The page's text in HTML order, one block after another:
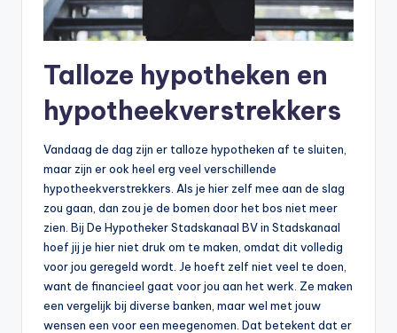
Talloze hypotheken en
hypotheekverstrekkers
Vandaag de dag zijn er talloze hypotheken af te sluiten,
maar zijn er ook heel erg veel verschillende
hypotheekverstrekkers. Als je hier zelf mee aan de slag
zou gaan, dan zou je de bomen door het bos niet meer
zien. Bij De Hypotheker Stadskanaal BV in Stadskanaal
hoef jij je hier niet druk om te maken, omdat dit volledig
voor jou geregeld wordt. Je hoeft zelf niet veel te doen,
want de financieel gaat voor jou aan het werk. Ze maken
een vergelijk bij diverse banken, maar wel met jouw
wensen een voor een meegenomen. Dat betekent dat er